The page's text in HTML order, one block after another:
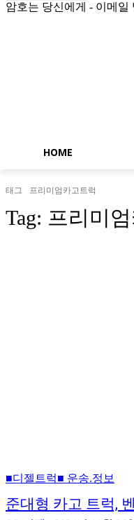
암호는 당신에게 - 이메일
HOME
태그 프리미엄카고트럭
Tag: 프리미
■디젤트럭■ 운송.정보
준대형 카고 트럭,